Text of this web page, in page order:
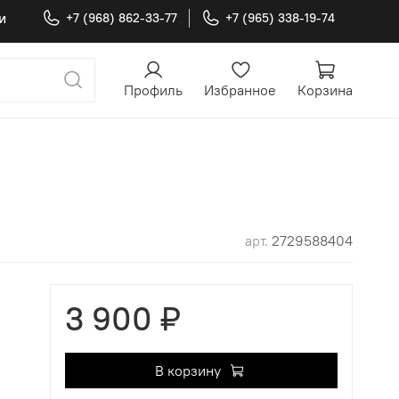
+7 (968) 862-33-77 +7 (965) 338-19-74
Профиль Избранное Корзина
арт. 2729588404
3 900 ₽
В корзину